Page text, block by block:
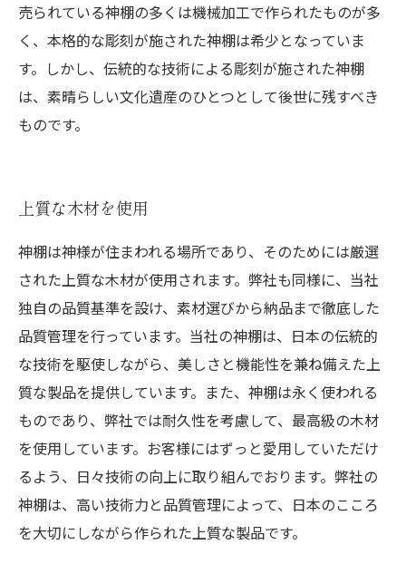
売られている神棚の多くは機械加工で作られたものが多
く、本格的な彫刻が施された神棚は希少となっていま
す。しかし、伝統的な技術による彫刻が施された神棚
は、素晴らしい文化遺産のひとつとして後世に残すべき
ものです。
上質な木材を使用
神棚は神様が住まわれる場所であり、そのためには厳選
された上質な木材が使用されます。弊社も同様に、当社
独自の品質基準を設け、素材選びから納品まで徹底した
品質管理を行っています。当社の神棚は、日本の伝統的
な技術を駆使しながら、美しさと機能性を兼ね備えた上
質な製品を提供しています。また、神棚は永く使われる
ものであり、弊社では耐久性を考慮して、最高級の木材
を使用しています。お客様にはずっと愛用していただけ
るよう、日々技術の向上に取り組んでおります。弊社の
神棚は、高い技術力と品質管理によって、日本のこころ
を大切にしながら作られた上質な製品です。